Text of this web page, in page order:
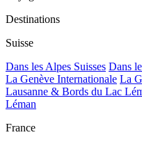
Destinations
Suisse
Dans les Alpes Suisses Dans
La Genève Internationale La
Lausanne & Bords du Lac
Léman
France